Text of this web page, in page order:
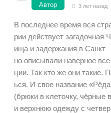
Автор 3 лет назад
В последнее время вся
рии действует
ища и задержания в Санкт
но описывали наверное
ции. Так кто же они такие.
ься. И свое название
(брюки в клеточку,
и верхнюю одежду с